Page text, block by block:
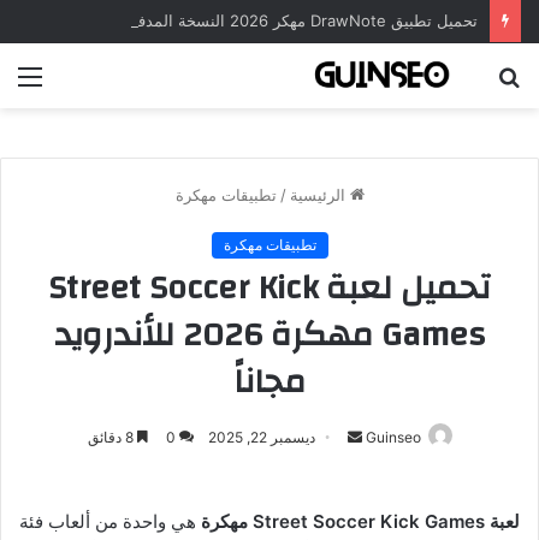
الرئيسية / تطبيقات مهكرة
تطبيقات مهكرة
تحميل لعبة Street Soccer Kick
Games مهكرة 2026 للأندرويد
مجاناً
Guinseo
أرسلديسمبر 22, 2025 0 8 دقائق
لعبة Street Soccer Kick Games مهكرة
هي واحدة من ألعاب فئة